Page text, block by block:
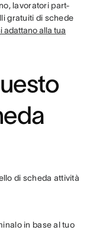
lavoratori part-
gratuiti di schede
adattano alla tua
di scheda attività
in base al tuo